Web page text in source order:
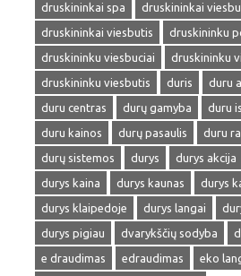
druskininkai spa
druskininkai
druskininkai viesbutis
druskininku
druskininku viesbuciai
druskininku
druskininku viesbutis
duris
duru
duru centras
durų gamyba
duru
duru kainos
durų pasaulis
duru
durų sistemos
durys durys akcija
durys kaina
durys kaunas durys
durys klaipedoje
durys langai
durys pigiau
dvarykščių sodyba
e draudimas
edraudimas
eko